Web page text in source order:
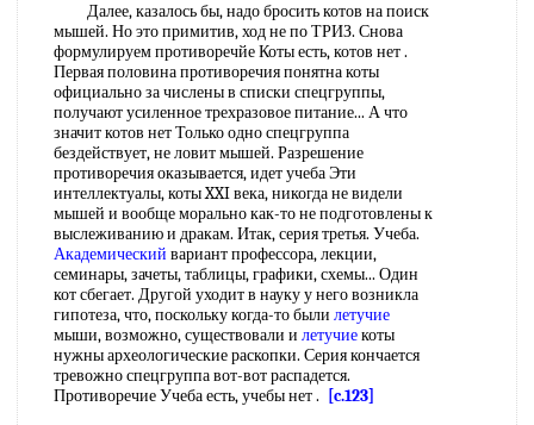
Далее, казалось бы, надо бросить котов на поиск
мышей. Но это примитив, ход не по ТРИЗ. Снова
формулируем противоречйе Коты есть, котов нет .
Первая половина противоречия понятна коты
официально за числены в списки спецгруппы,
получают усиленное трехразовое питание... А что
значит котов нет Только одно спецгруппа
бездействует, не ловит мышей. Разрешение
противоречия оказывается, идет учеба Эти
интеллектуалы, коты XXI века, никогда не видели
мышей и вообще морально как-то не подготовлены к
выслеживанию и дракам. Итак, серия третья. Учеба.
Академический вариант профессора, лекции,
семинары, зачеты, таблицы, графики, схемы... Один
кот сбегает. Другой уходит в науку у него возникла
гипотеза, что, поскольку когда-то были летучие
мыши, возможно, существовали и летучиекоты
нужны археологические раскопки. Серия кончается
тревожно спецгруппа вот-вот распадется.
Противоречие Учеба есть, учебы нет .
[c.123]